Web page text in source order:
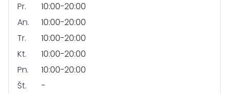
Pr.
10:00-20:00
An.
10:00-20:00
Tr.
10:00-20:00
Kt.
10:00-20:00
Pn.
10:00-20:00
Št.
-